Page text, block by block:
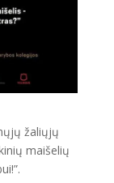
žaliųjų
maišelių